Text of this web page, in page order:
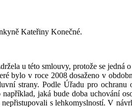
Kateřiny Konečné.
u této smlouvy, protože se jedná
bylo v roce 2008 dosaženo v
strany. Podle Úřadu pro
jaká bude doba uchování
s lehkomyslností. V